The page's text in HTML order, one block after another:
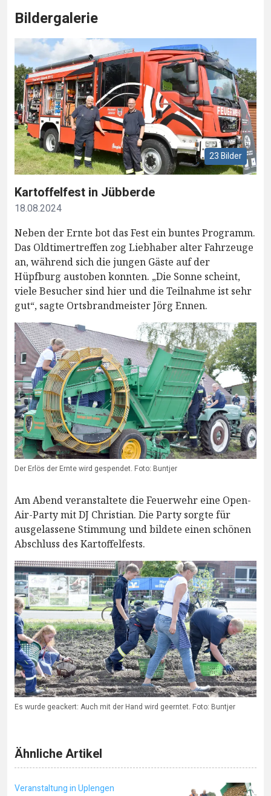
Bildergalerie
23 Bilder
Kartoffelfest in Jübberde
18.08.2024
Neben der Ernte bot das Fest ein buntes Programm.
Das Oldtimertreffen zog Liebhaber alter Fahrzeuge
an, während sich die jungen Gäste auf der
Hüpfburg austoben konnten. „Die Sonne scheint,
viele Besucher sind hier und die Teilnahme ist sehr
gut“, sagte Ortsbrandmeister Jörg Ennen.
Der Erlös der Ernte wird gespendet. Foto: Buntjer
Am Abend veranstaltete die Feuerwehr eine Open-
Air-Party mit DJ Christian. Die Party sorgte für
ausgelassene Stimmung und bildete einen schönen
Abschluss des Kartoffelfests.
Es wurde geackert: Auch mit der Hand wird geerntet. Foto: Buntjer
Ähnliche Artikel
Veranstaltung in Uplengen